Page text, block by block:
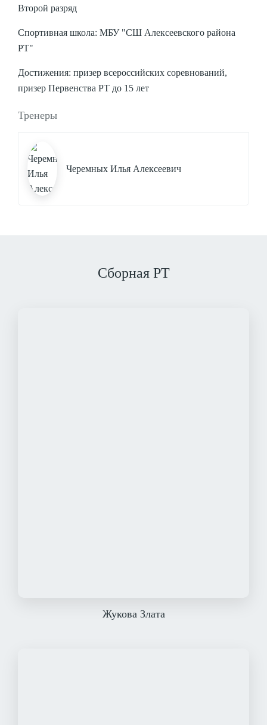
Второй разряд
Спортивная школа: МБУ "СШ Алексеевского района
РТ"
Достижения: призер всероссийских соревнований,
призер Первенства РТ до 15 лет
Тренеры
Черемных Илья Алексеевич
Сборная РТ
Жукова Злата